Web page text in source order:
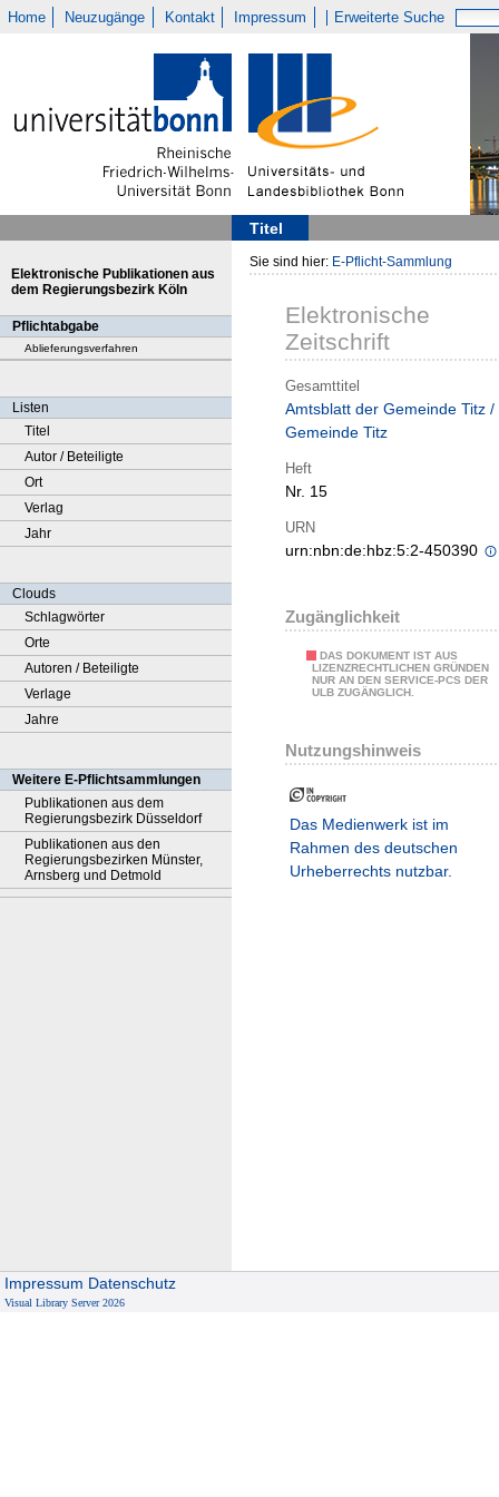
Home Neuzugänge Kontakt Impressum Erweiterte Suche
Titel
Elektronische Publikationen aus
dem Regierungsbezirk Köln
Pflichtabgabe
Ablieferungsverfahren
Listen
Titel
Autor / Beteiligte
Ort
Verlag
Jahr
Clouds
Schlagwörter
Orte
Autoren / Beteiligte
Verlage
Jahre
Weitere E-Pflichtsammlungen
Publikationen aus dem
Regierungsbezirk Düsseldorf
Publikationen aus den
Regierungsbezirken Münster,
Arnsberg und Detmold
Sie sind hier: E-Pflicht-Sammlung
Elektronische
Zeitschrift
Gesamttitel
Amtsblatt der Gemeinde Titz /
Gemeinde Titz
Heft
Nr. 15
URN
urn:nbn:de:hbz:5:2-450390
Zugänglichkeit
DAS DOKUMENT IST AUS
LIZENZRECHTLICHEN GRÜNDEN
NUR AN DEN SERVICE-PCS DER
ULB ZUGÄNGLICH.
Nutzungshinweis
Das Medienwerk ist im
Rahmen des deutschen
Urheberrechts nutzbar.
Impressum Datenschutz
Visual Library Server 2026